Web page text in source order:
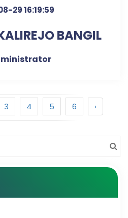
29 16:19:59
BANGIL
3 4 5 6 ›